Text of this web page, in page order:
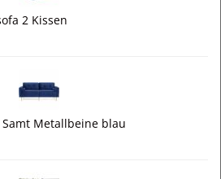
2 Kissen
Samt Metallbeine blau